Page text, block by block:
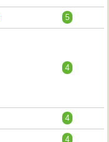
5
4
4
4